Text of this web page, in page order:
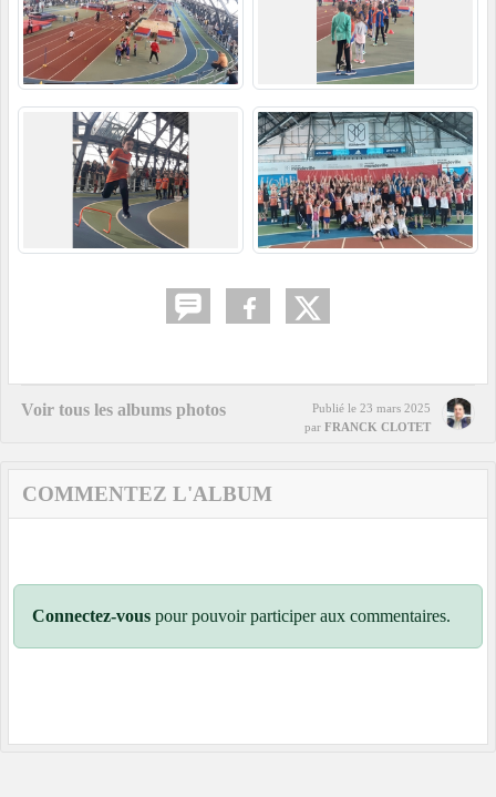
Voir tous les albums photos Publié le 23 mars 2025
par FRANCK CLOTET
COMMENTEZ L'ALBUM
Connectez-vous pour pouvoir participer aux commentaires.